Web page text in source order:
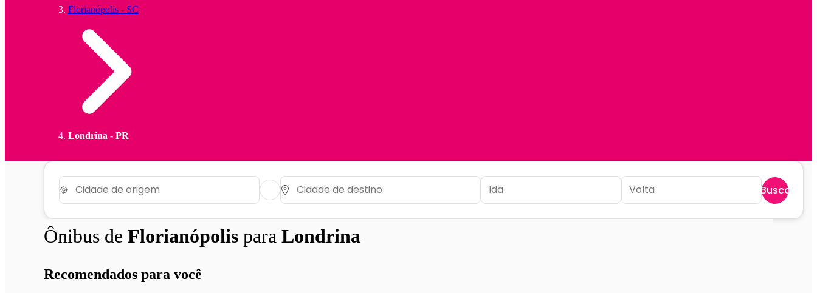
Florianópolis - SC
Londrina - PR
Buscar
Ônibus de Florianópolis para Londrina
Recomendados para você